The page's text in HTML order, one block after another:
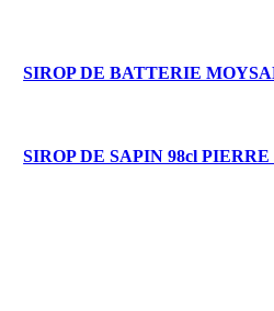
SIROP DE BATTERIE
SIROP DE SAPIN 98cl